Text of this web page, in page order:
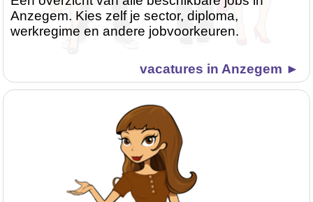
Anzegem. Kies zelf je sector, diploma,
werkregime en andere jobvoorkeuren.
vacatures in Anzegem ►